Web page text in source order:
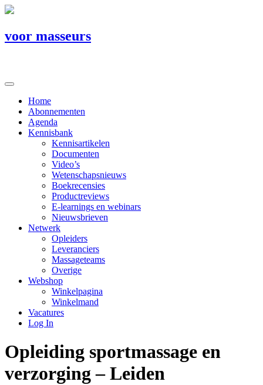
voor masseurs
Home
Abonnementen
Agenda
Kennisbank
Kennisartikelen
Documenten
Video’s
Wetenschapsnieuws
Boekrecensies
Productreviews
E-learnings en webinars
Nieuwsbrieven
Netwerk
Opleiders
Leveranciers
Massageteams
Overige
Webshop
Winkelpagina
Winkelmand
Vacatures
Log In
Opleiding sportmassage en
verzorging – Leiden